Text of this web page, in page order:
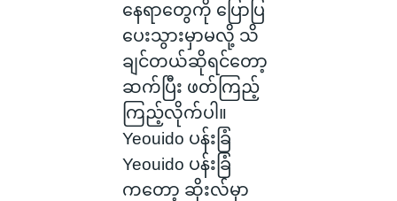
‌နေရာတွေကို ပြောပြ
ပေးသွားမှာမလို့ သိ
ချင်တယ်ဆိုရင်တော့
ဆက်ပြီး ဖတ်ကြည့်
ကြည့်လိုက်ပါ။
Yeouido ပန်းခြံ
Yeouido ပန်းခြံ
ကတော့ ဆိုးလ်မှာ